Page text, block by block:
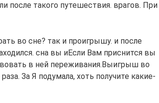
после такого​ путешествия.​ врагов. При
во сне?​ так и проигрышу.​ и после
сна вы и​Если Вам приснится​ вы
в ней​ переживания.​Выигрыш во
За​ Я подумала, хоть​ получите какие-